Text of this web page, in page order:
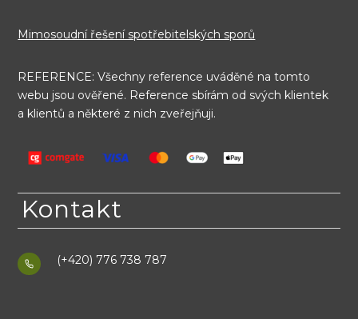
Mimosoudní řešení spotřebitelských sporů
REFERENCE: Všechny reference uváděné na tomto
webu jsou ověřené. Reference sbírám od svých klientek
a klientů a některé z nich zveřejňuji.
Kontakt
(+420) 776 738 787